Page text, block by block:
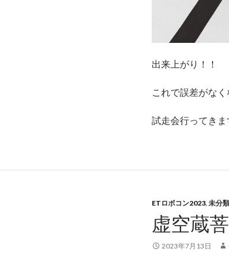
出来上がり！！
これで誤差がなく
試走会行ってきま
ETロボコン2023, 未分類
虚空蔵
2023年7月13日